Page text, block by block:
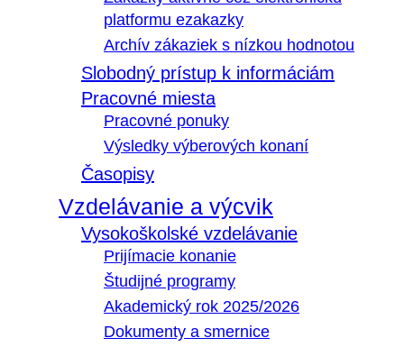
platformu ezakazky
Archív zákaziek s nízkou hodnotou
Slobodný prístup k informáciám
Pracovné miesta
Pracovné ponuky
Výsledky výberových konaní
Časopisy
Vzdelávanie a výcvik
Vysokoškolské vzdelávanie
Prijímacie konanie
Študijné programy
Akademický rok 2025/2026
Dokumenty a smernice